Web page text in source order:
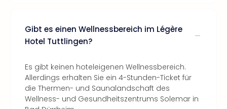
Gibt es einen Wellnessbereich im Légère
Hotel Tuttlingen?
Es gibt keinen hoteleigenen Wellnessbereich.
Allerdings erhalten Sie ein 4-Stunden-Ticket für
die Thermen- und Saunalandschaft des
Wellness- und Gesundheitszentrums Solemar in